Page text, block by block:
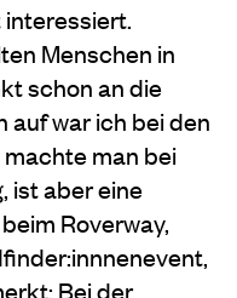
Menschen in
schon an die
auf war ich bei den
man bei
ist aber eine
Roverway,
Bei der